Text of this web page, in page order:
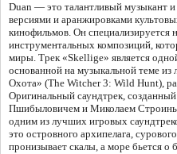
Duan — это талантливый музыкант
версиями и аранжировками
кинофильмов. Он специализируется
инструментальных композиций,
миры. Трек «Skellige» является
основанной на музыкальной теме
Охота» (The Witcher 3: Wild Hunt),
Оригинальный саундтрек,
Пшибыловичем и Миколаем
одним из лучших игровых
это островного архипелага,
пронизывает скалы, а море бьется о